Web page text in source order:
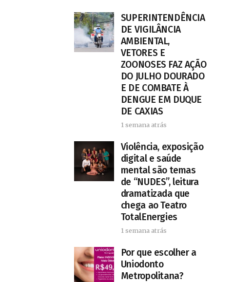
SUPERINTENDÊNCIA
DE VIGILÂNCIA
AMBIENTAL,
VETORES E
ZOONOSES FAZ AÇÃO
DO JULHO DOURADO
E DE COMBATE À
DENGUE EM DUQUE
DE CAXIAS
1 semana atrás
Violência, exposição
digital e saúde
mental são temas
de “NUDES”, leitura
dramatizada que
chega ao Teatro
TotalEnergies
1 semana atrás
Por que escolher a
Uniodonto
Metropolitana?